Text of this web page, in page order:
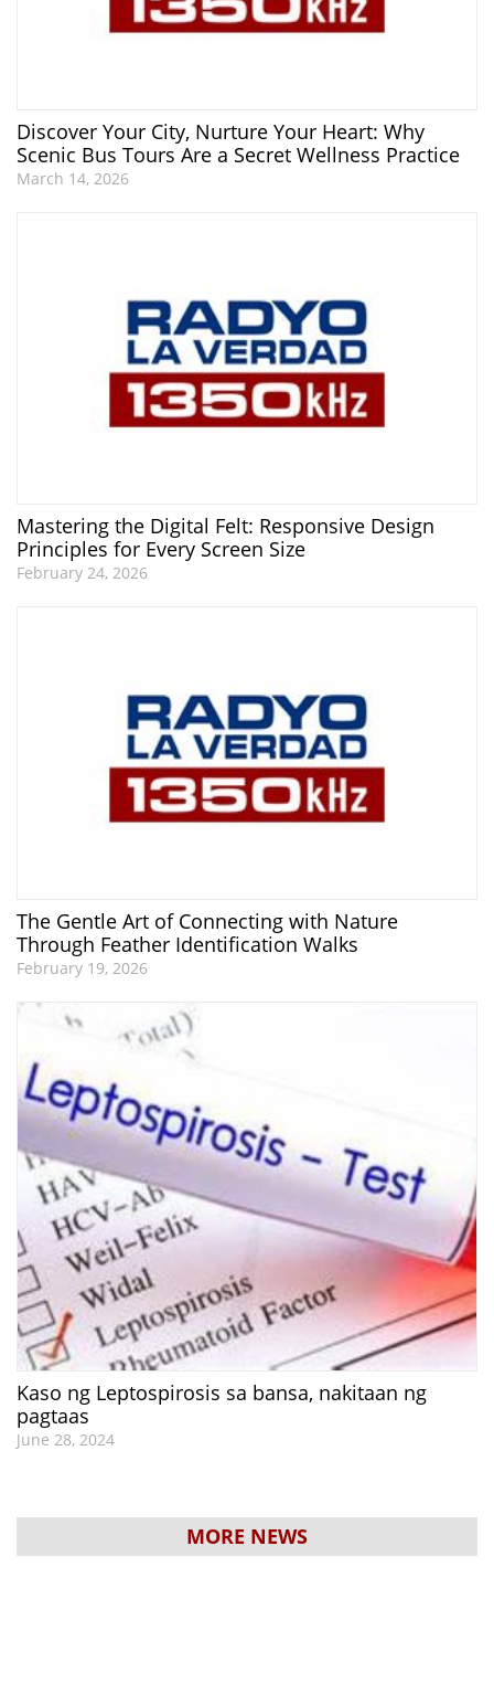
Discover Your City, Nurture Your Heart: Why
Scenic Bus Tours Are a Secret Wellness Practice
March 14, 2026
Mastering the Digital Felt: Responsive Design
Principles for Every Screen Size
February 24, 2026
The Gentle Art of Connecting with Nature
Through Feather Identification Walks
February 19, 2026
Kaso ng Leptospirosis sa bansa, nakitaan ng
pagtaas
June 28, 2024
MORE NEWS